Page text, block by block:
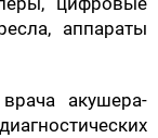
аппараты
акушера-